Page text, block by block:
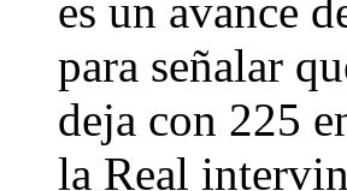
es un avance
para señalar
deja con 225
la Real